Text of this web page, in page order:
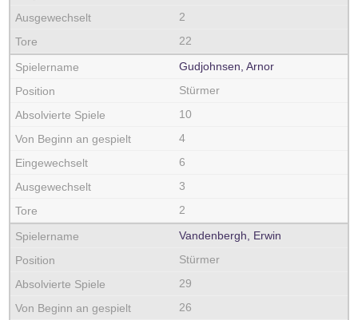
2
22
Gudjohnsen, Arnor
Stürmer
10
4
6
3
2
Vandenbergh, Erwin
Stürmer
29
26